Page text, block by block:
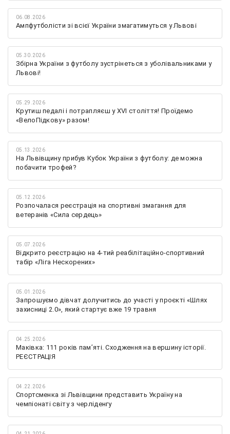
06.08.2026
Ампфутболісти зі всієї України змагатимуться у Львові
05.30.2026
Збірна України з футболу зустрінеться з уболівальниками у
Львові!
05.29.2026
Крутиш педалі і потрапляєш у XVI століття! Проїдемо
«ВелоПідкову» разом!
05.13.2026
На Львівщину прибув Кубок України з футболу: де можна
побачити трофей?
05.12.2026
Розпочалася реєстрація на спортивні змагання для
ветеранів «Сила сердець»
05.07.2026
Відкрито реєстрацію на 4-тий реабілітаційно-спортивний
табір «Ліга Нескорених»
05.01.2026
Запрошуємо дівчат долучитись до участі у проєкті «Шлях
захисниці 2.0», який стартує вже 19 травня
04.25.2026
Маківка: 111 років пам’яті. Сходження на вершину історії.
РЕЄСТРАЦІЯ
04.22.2026
Спортсменка зі Львівщини представить Україну на
чемпіонаті світу з черліденгу